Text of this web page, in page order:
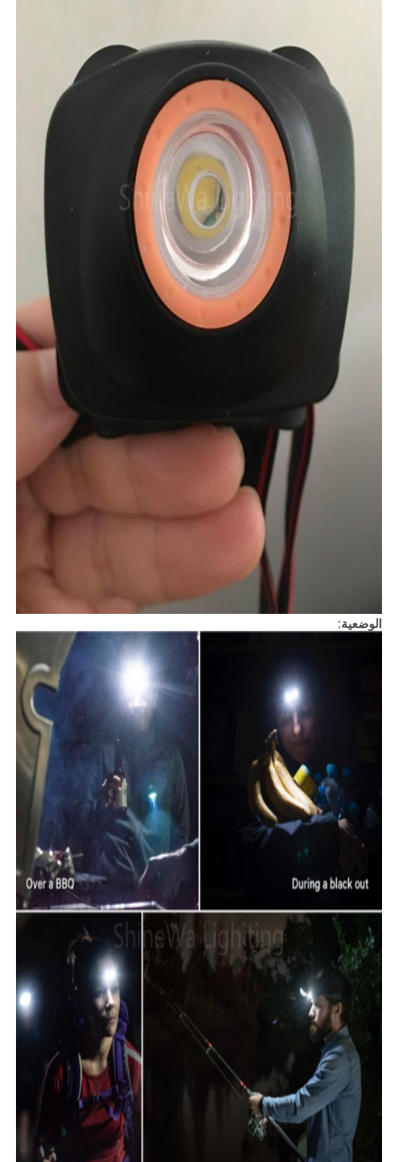
الوضعية: